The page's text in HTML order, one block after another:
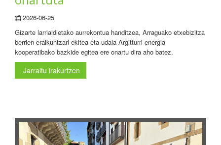
2026-06-25
Gizarte larrialdietako aurrekontua handitzea, Arraguako etxebizitza
berrien eraikuntzari ekitea eta udala Argitturri energia
kooperatibako bazkide egitea ere onartu dira aho batez.
Jarraitu irakurtzen